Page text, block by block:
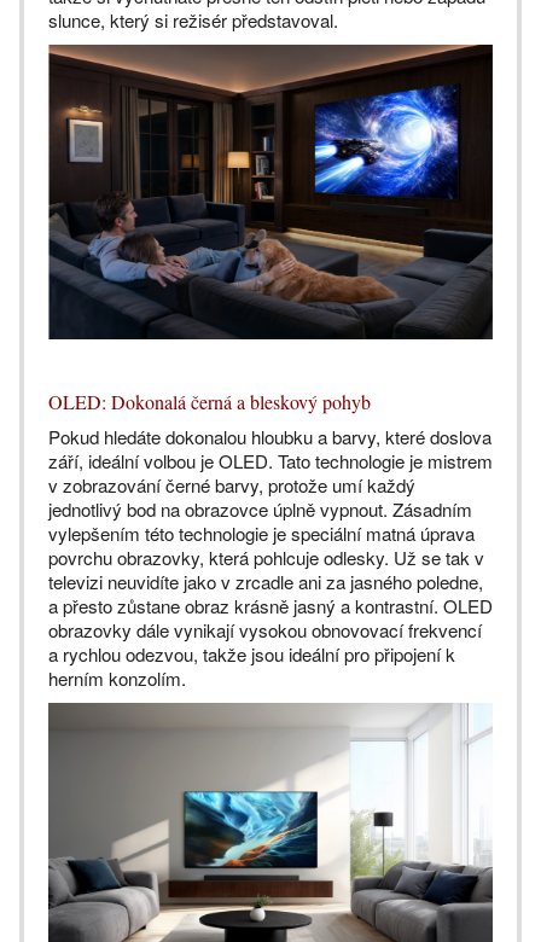
slunce, který si režisér představoval.
OLED: Dokonalá černá a bleskový pohyb
Pokud hledáte dokonalou hloubku a barvy, které doslova
září, ideální volbou je OLED. Tato technologie je mistrem
v zobrazování černé barvy, protože umí každý
jednotlivý bod na obrazovce úplně vypnout. Zásadním
vylepšením této technologie je speciální matná úprava
povrchu obrazovky, která pohlcuje odlesky. Už se tak v
televizi neuvidíte jako v zrcadle ani za jasného poledne,
a přesto zůstane obraz krásně jasný a kontrastní. OLED
obrazovky dále vynikají vysokou obnovovací frekvencí
a rychlou odezvou, takže jsou ideální pro připojení k
herním konzolím.